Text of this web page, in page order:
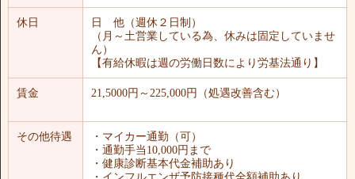
休日
日 他（週休２日制）
（月～土営業している為、休みは固定していませ
ん）
【有給休暇は週の労働日数により労基法通り】
賃金 21,5000円～225,000円（処遇改善含む）
その他待遇
・マイカー通勤（可）
・通勤手当10,000円まで
・健康診断基本代金補助あり